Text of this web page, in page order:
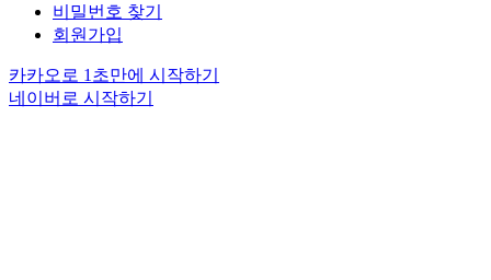
비밀번호 찾기
회원가입
카카오로 1초만에 시작하기
네이버로 시작하기